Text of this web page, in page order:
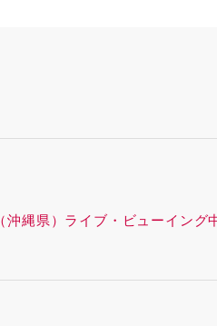
縄県）ライブ・ビューイング